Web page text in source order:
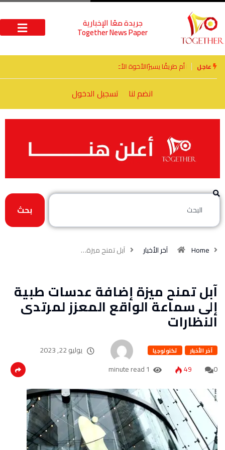
جريدة معًا الإخبارية
Together News Paper
عاجل الأخوة الأعداء وحتمًا لابد من لقاء
انضم لنا تسجيل الدخول
بحث
Home آخر الأخبار آبل تمنح ميزة…
آبل تمنح ميزة إضافة عدسات طبية
إلى سماعة الواقع المعزز لمرتدى
النظارات
آخر الأخبار تكنولوجيا
يوليو 22, 2023
0
49
1 minute read